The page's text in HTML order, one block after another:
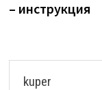
– инструкция
kuper